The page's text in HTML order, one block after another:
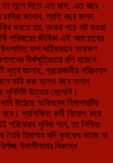
তা তুলে দিতে এত মাস, এত বছর
জানান, প্রতি বছর ফলন
করতে হয়, অথবা পচে নষ্ট হওয়া
পরিবারের জীবিকা এই আম চাষের
ফল সঠিকভাবে সংরক্ষণ
দীর্ঘসূত্রিতার বলি হচ্ছেন
সূত্র জানায়, প্রয়োজনীয় পরিচালন
দাবি করা হলেও কবে নাগাদ
উত্তর মেলেনি।
উঠেছে অবিলম্বে হিমাগারটির
প্রশিক্ষিত কর্মী নিয়োগ করে
পরিষেবার সুবিধা পান, তা নিশ্চিত
তৈরি হিমাগার যদি কৃষকের কাজে না
উদাসীনতার বিরুদ্ধে